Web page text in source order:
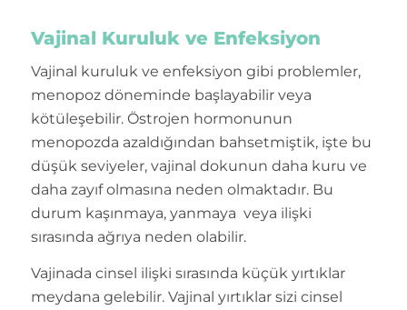
Vajinal Kuruluk ve Enfeksiyon
Vajinal kuruluk ve enfeksiyon gibi problemler,
menopoz döneminde başlayabilir veya
kötüleşebilir. Östrojen hormonunun
menopozda azaldığından bahsetmiştik, işte bu
düşük seviyeler, vajinal dokunun daha kuru ve
daha zayıf olmasına neden olmaktadır. Bu
durum kaşınmaya, yanmaya veya ilişki
sırasında ağrıya neden olabilir.
Vajinada cinsel ilişki sırasında küçük yırtıklar
meydana gelebilir. Vajinal yırtıklar sizi cinsel